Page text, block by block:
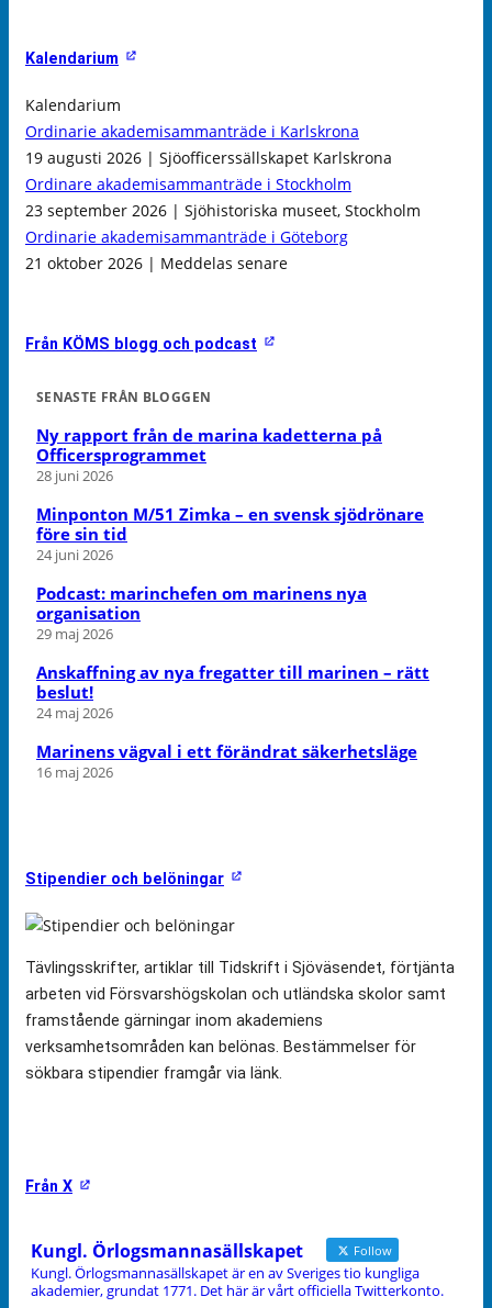
Kalendarium
Kalendarium
Ordinarie akademisammanträde i Karlskrona
19 augusti 2026 | Sjöofficerssällskapet Karlskrona
Ordinare akademisammanträde i Stockholm
23 september 2026 | Sjöhistoriska museet, Stockholm
Ordinarie akademisammanträde i Göteborg
21 oktober 2026 | Meddelas senare
Från KÖMS blogg och podcast
SENASTE FRÅN BLOGGEN
Ny rapport från de marina kadetterna på
Officersprogrammet
28 juni 2026
Minponton M/51 Zimka – en svensk sjödrönare
före sin tid
24 juni 2026
Podcast: marinchefen om marinens nya
organisation
29 maj 2026
Anskaffning av nya fregatter till marinen – rätt
beslut!
24 maj 2026
Marinens vägval i ett förändrat säkerhetsläge
16 maj 2026
Stipendier och belöningar
Tävlingsskrifter, artiklar till Tidskrift i Sjöväsendet, förtjänta
arbeten vid Försvarshögskolan och utländska skolor samt
framstående gärningar inom akademiens
verksamhetsområden kan belönas. Bestämmelser för
sökbara stipendier framgår via länk.
Från X
Kungl. Örlogsmannasällskapet Follow
Kungl. Örlogsmannasällskapet är en av Sveriges tio kungliga
akademier, grundat 1771. Det här är vårt officiella Twitterkonto.